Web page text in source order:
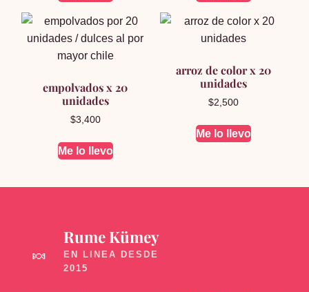
empolvados x 20
unidades
$3,400
Me lo llevo
arroz de color x 20
unidades
$2,500
Me lo llevo
🍬
Rume Kümey